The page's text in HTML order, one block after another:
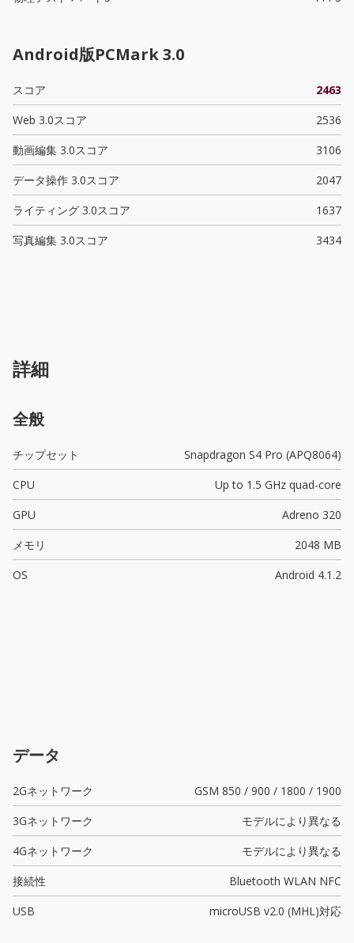
Android版PCMark 3.0
スコア
2463
Web 3.0スコア
2536
動画編集 3.0スコア
3106
データ操作 3.0スコア
2047
ライティング 3.0スコア
1637
写真編集 3.0スコア
3434
詳細
全般
チップセット
Snapdragon S4 Pro (APQ8064)
CPU
Up to 1.5 GHz quad-core
GPU
Adreno 320
メモリ
2048 MB
OS
Android 4.1.2
データ
2Gネットワーク
GSM 850 / 900 / 1800 / 1900
3Gネットワーク
モデルにより異なる
4Gネットワーク
モデルにより異なる
接続性
Bluetooth WLAN NFC
USB
microUSB v2.0 (MHL)対応